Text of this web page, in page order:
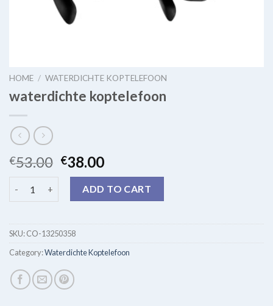
HOME / WATERDICHTE KOPTELEFOON
waterdichte koptelefoon
€53.00 €38.00
waterdichte koptelefoon quantity
ADD TO CART
SKU:CO-13250358
Category:Waterdichte Koptelefoon